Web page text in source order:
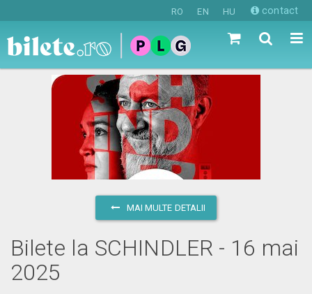
RO EN HU contact
MAI MULTE DETALII
Bilete la SCHINDLER - 16 mai
2025